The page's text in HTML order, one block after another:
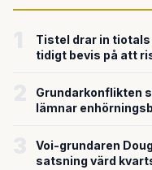
Tistel drar in
tidigt bevis på att
Grundarkonflikten
lämnar
Voi-grundaren
satsning värd